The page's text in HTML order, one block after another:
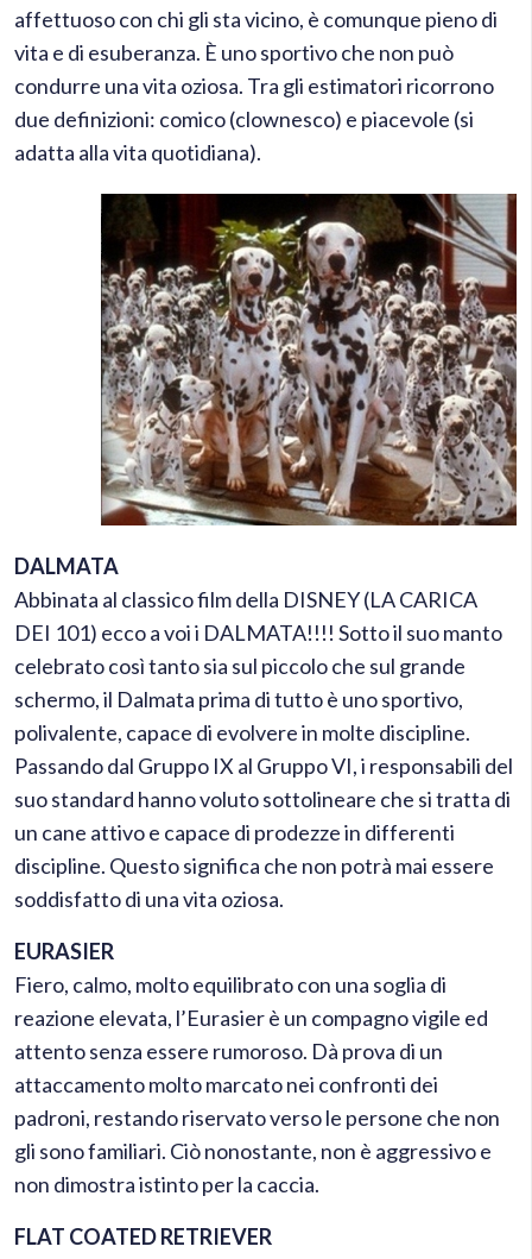
affettuoso con chi gli sta vicino, è comunque pieno di
vita e di esuberanza. È uno sportivo che non può
condurre una vita oziosa. Tra gli estimatori ricorrono
due definizioni: comico (clownesco) e piacevole (si
adatta alla vita quotidiana).
DALMATA
Abbinata al classico film della DISNEY (LA CARICA
DEI 101) ecco a voi i DALMATA!!!! Sotto il suo manto
celebrato così tanto sia sul piccolo che sul grande
schermo, il Dalmata prima di tutto è uno sportivo,
polivalente, capace di evolvere in molte discipline.
Passando dal Gruppo IX al Gruppo VI, i responsabili del
suo standard hanno voluto sottolineare che si tratta di
un cane attivo e capace di prodezze in differenti
discipline. Questo significa che non potrà mai essere
soddisfatto di una vita oziosa.
EURASIER
Fiero, calmo, molto equilibrato con una soglia di
reazione elevata, l’Eurasier è un compagno vigile ed
attento senza essere rumoroso. Dà prova di un
attaccamento molto marcato nei confronti dei
padroni, restando riservato verso le persone che non
gli sono familiari. Ciò nonostante, non è aggressivo e
non dimostra istinto per la caccia.
FLAT COATED RETRIEVER